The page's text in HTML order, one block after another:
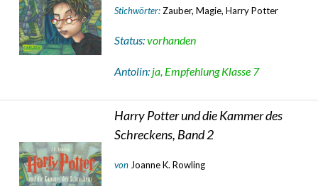
Stichwörter: Zauber, Magie, Harry Potter
Status:vorhanden
Antolin: ja, Empfehlung Klasse 7
Harry Potter und die Kammer des
Schreckens, Band 2
von Joanne K. Rowling